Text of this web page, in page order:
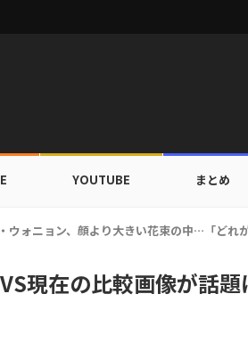
YOUTUBE まとめ
X TOGETHER、デビュー以来初の団体海
現在の比較画像が話題